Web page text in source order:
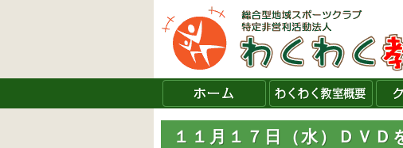
１１月１７日（水）ＤＶＤ